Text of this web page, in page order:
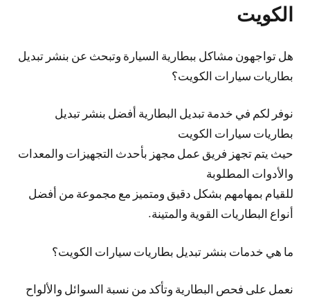
الكويت
هل تواجهون مشاكل ببطارية السيارة وتبحث عن بنشر تبديل
بطاريات سيارات الكويت؟
نوفر لكم في خدمة تبديل البطارية أفضل بنشر تبديل
بطاريات سيارات الكويت
حيث يتم تجهز فريق عمل مجهز بأحدث التجهيزات والمعدات
والأدوات المطلوبة
للقيام بمهامهم بشكل دقيق ومتميز مع مجموعة من أفضل
أنواع البطاريات القوية والمتينة.
ما هي خدمات بنشر تبديل بطاريات سيارات الكويت؟
نعمل على فحص البطارية وتأكد من نسبة السوائل والألواح